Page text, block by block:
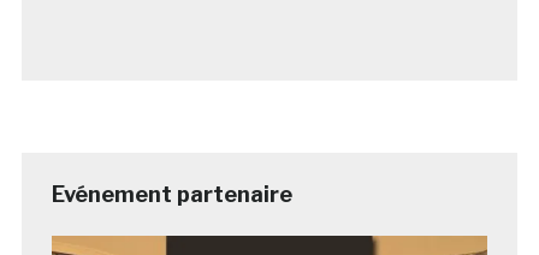
Evénement partenaire